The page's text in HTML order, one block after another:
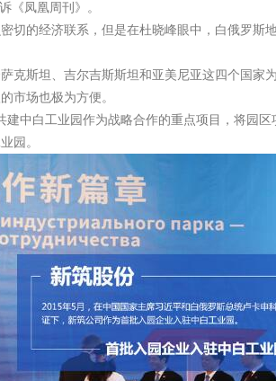
《凤凰周刊》。
的经济联系，但是在杜晓峰眼中，白俄罗斯
斯坦、吉尔吉斯斯坦和亚美尼亚这四个国家
市场也极为方便。
中白工业园作为战略合作的重点项目，将园
园。